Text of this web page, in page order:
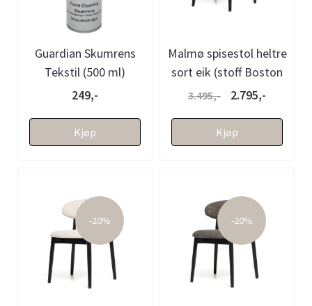
Guardian Skumrens
Tekstil (500 ml)
249,-
Kjøp
Malmø spisestol heltre
sort eik (stoff Boston
beige)
3.495,- 2.795,-
Kjøp
-20% -20%